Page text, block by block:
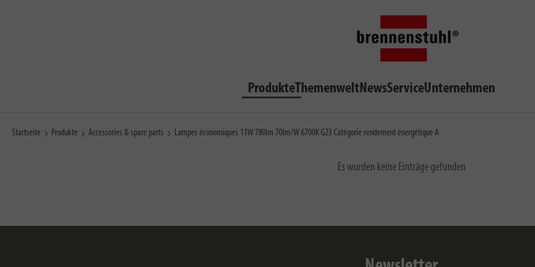
ProdukteThemenweltNewsServiceUnternehmen
Startseite Produkte Accessories & spare parts Lampes économiques 11W 780lm 70lm/W 6700K G23 Catégorie rendement énergétique A
Es wurden keine Einträge gefunden